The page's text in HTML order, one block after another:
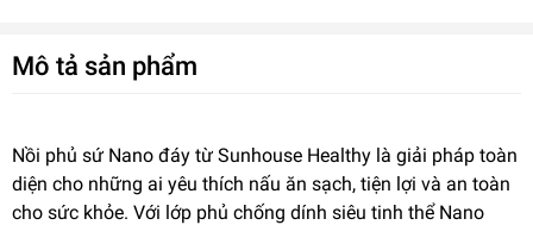
Mô tả sản phẩm
Nồi phủ sứ Nano đáy từ Sunhouse Healthy là giải pháp toàn
diện cho những ai yêu thích nấu ăn sạch, tiện lợi và an toàn
cho sức khỏe. Với lớp phủ chống dính siêu tinh thể Nano